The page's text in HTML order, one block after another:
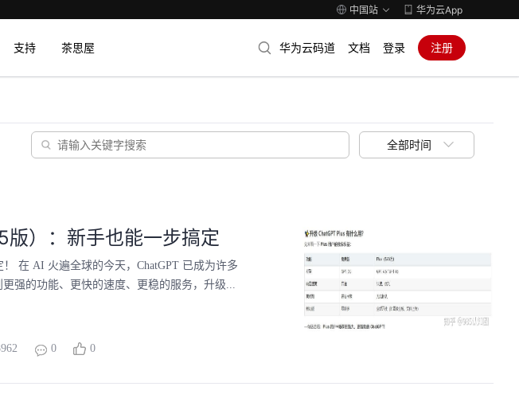
中国站 华为云App
支持 茶思屋 华为云码道 文档 登录 注册
全部时间
）：新手也能一步搞定
在 AI 火遍全球的今天，ChatGPT 已成为许多
强的功能、更快的速度、更稳的服务，升级...
0 0